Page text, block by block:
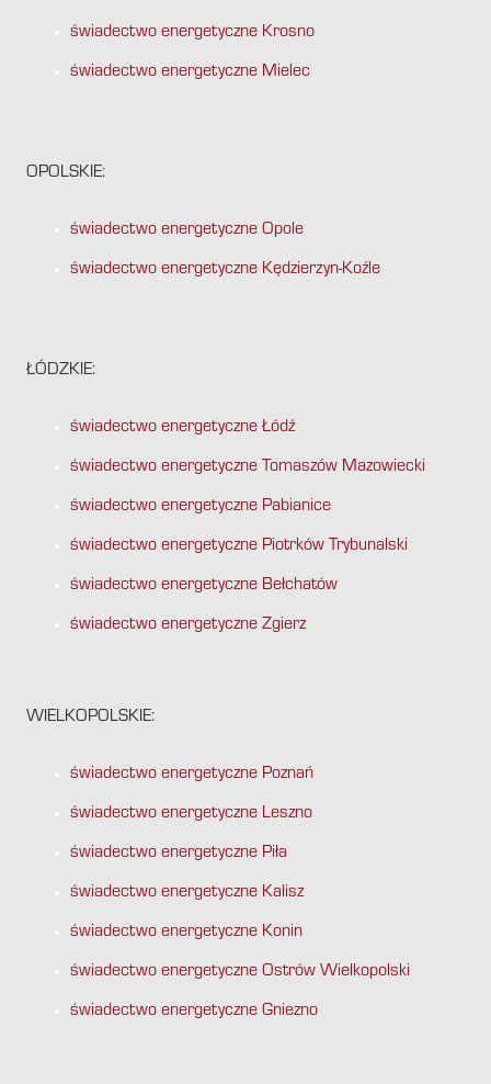
świadectwo energetyczne Krosno
świadectwo energetyczne Mielec
OPOLSKIE:
świadectwo energetyczne Opole
świadectwo energetyczne Kędzierzyn-Koźle
ŁÓDZKIE:
świadectwo energetyczne Łódź
świadectwo energetyczne Tomaszów Mazowiecki
świadectwo energetyczne Pabianice
świadectwo energetyczne Piotrków Trybunalski
świadectwo energetyczne Bełchatów
świadectwo energetyczne Zgierz
WIELKOPOLSKIE:
świadectwo energetyczne Poznań
świadectwo energetyczne Leszno
świadectwo energetyczne Piła
świadectwo energetyczne Kalisz
świadectwo energetyczne Konin
świadectwo energetyczne Ostrów Wielkopolski
świadectwo energetyczne Gniezno